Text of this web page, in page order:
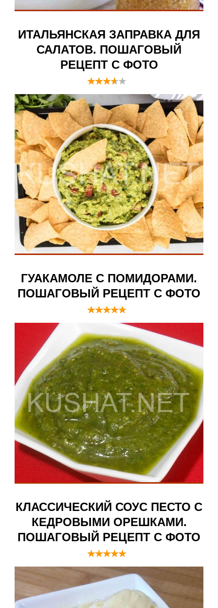
ИТАЛЬЯНСКАЯ ЗАПРАВКА ДЛЯ
САЛАТОВ. ПОШАГОВЫЙ
РЕЦЕПТ С ФОТО
ГУАКАМОЛЕ С ПОМИДОРАМИ.
ПОШАГОВЫЙ РЕЦЕПТ С ФОТО
КЛАССИЧЕСКИЙ СОУС ПЕСТО С
КЕДРОВЫМИ ОРЕШКАМИ.
ПОШАГОВЫЙ РЕЦЕПТ С ФОТО